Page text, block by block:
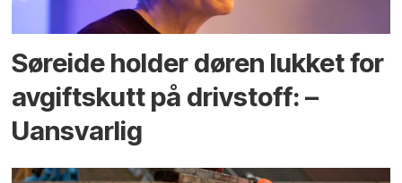
Søreide holder døren lukket for
avgiftskutt på drivstoff: –
Uansvarlig